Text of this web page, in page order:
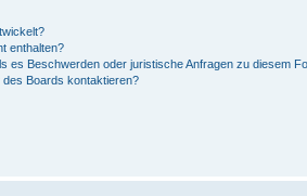
enthalten?
es Beschwerden oder juristische Anfragen zu diesem
des Boards kontaktieren?